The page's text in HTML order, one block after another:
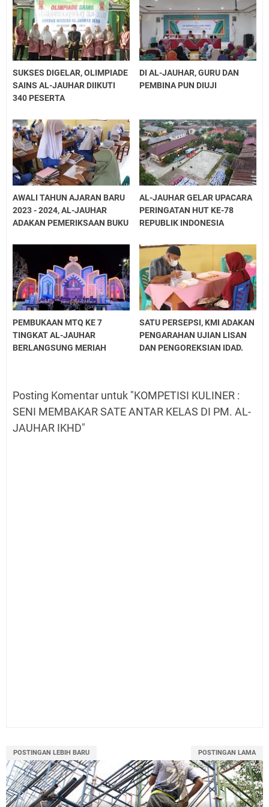
PERSAUDARAAN
AL-JAUHAR DEKLARASIKAN KOMITMEN
MEWUJUDKAN PESANTREN RAMAH ANAK
APEL TAHUNAN AL-JAUHAR RESMI DIBUKA,
AWALI PEKAN PERKENALAN KHUTBATUL
'ARSY
SUKSES DIGELAR, OLIMPIADE
SAINS AL-JAUHAR DIIKUTI
340 PESERTA
DI AL-JAUHAR, GURU DAN
PEMBINA PUN DIUJI
AWALI TAHUN AJARAN BARU
2023 - 2024, AL-JAUHAR
ADAKAN PEMERIKSAAN BUKU
AL-JAUHAR GELAR UPACARA
PERINGATAN HUT KE-78
REPUBLIK INDONESIA
PEMBUKAAN MTQ KE 7
TINGKAT AL-JAUHAR
BERLANGSUNG MERIAH
SATU PERSEPSI, KMI ADAKAN
PENGARAHAN UJIAN LISAN
DAN PENGOREKSIAN IDAD.
Posting Komentar untuk "KOMPETISI KULINER :
SENI MEMBAKAR SATE ANTAR KELAS DI PM. AL-
JAUHAR IKHD"
POSTINGAN LEBIH BARU POSTINGAN LAMA